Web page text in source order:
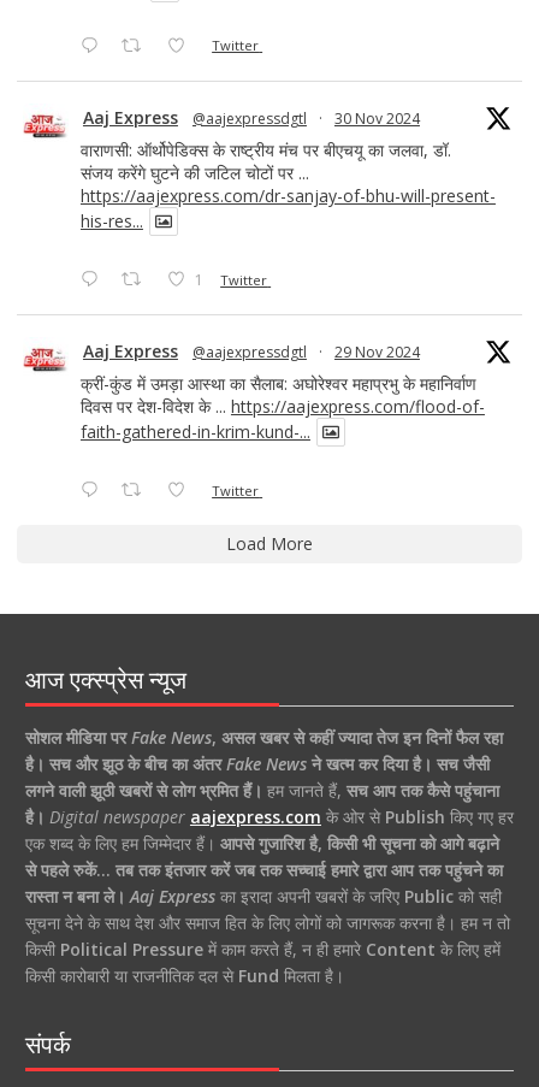
Twitter
Aaj Express @aajexpressdgtl · 30 Nov 2024
वाराणसी: ऑर्थोपेडिक्स के राष्ट्रीय मंच पर बीएचयू का जलवा, डॉ.
संजय करेंगे घुटने की जटिल चोटों पर ...
https://aajexpress.com/dr-sanjay-of-bhu-will-present-
his-res...
1 Twitter
Aaj Express @aajexpressdgtl · 29 Nov 2024
क्रीं-कुंड में उमड़ा आस्था का सैलाब: अघोरेश्वर महाप्रभु के महानिर्वाण
दिवस पर देश-विदेश के ... https://aajexpress.com/flood-of-
faith-gathered-in-krim-kund-...
Twitter
Load More
आज एक्स्प्रेस न्यूज
सोशल मीडिया परFake News, असल खबर से कहीं ज्यादा तेज इन दिनों फैल रहा
है। सच और झूठ के बीच का अंतरFake Newsने खत्म कर दिया है। सच जैसी
लगने वाली झूठी खबरों से लोग भ्रमित हैं। हम जानते हैं, सच आप तक कैसे पहुंचाना
है। Digital newspaper aajexpress.com के ओर से Publish किए गए हर
एक शब्द के लिए हम जिम्मेदार हैं। आपसे गुजारिश है, किसी भी सूचना को आगे बढ़ाने
से पहले रुकें… तब तक इंतजार करें जब तक सच्चाई हमारे द्वारा आप तक पहुंचने का
रास्ता न बना ले। Aaj Expressका इरादा अपनी खबरों के जरिए Publicको सही
सूचना देने के साथ देश और समाज हित के लिए लोगों को जागरूक करना है। हम न तो
किसी Political Pressureमें काम करते हैं, न ही हमारे Content के लिए हमें
किसी कारोबारी या राजनीतिक दल से Fund मिलता है।
संपर्क